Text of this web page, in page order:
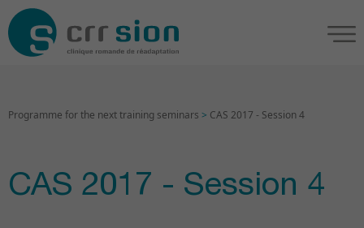
Programme for the next training seminars > CAS 2017 - Session 4
CAS 2017 - Session 4